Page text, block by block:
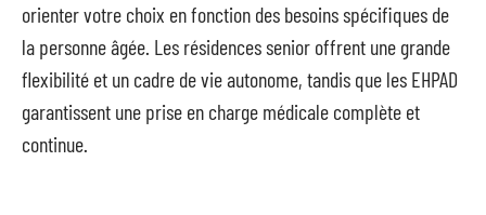
orienter votre choix en fonction des besoins spécifiques de
la personne âgée. Les résidences senior offrent une grande
flexibilité et un cadre de vie autonome, tandis que les EHPAD
garantissent une prise en charge médicale complète et
continue.